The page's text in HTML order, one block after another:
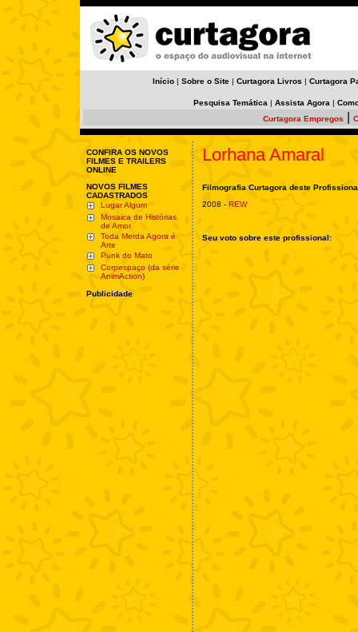
Início | Sobre o Site | Curtagora Livros | Curtagora
Pesquisa Temática | Assista Agora |
Curtagora Empregos
CONFIRA OS NOVOS
FILMES E TRAILERS
ONLINE
NOVOS FILMES
CADASTRADOS
Lugar Algum
Mosaica de Histórias
de Amor
Toda Merda Agora é
Arte
Punk do Mato
Corpespaço (da série
AnimAction)
Publicidade
Lorhana Amaral
Filmografia Curtagora deste
2008 - REW
Seu voto sobre este profissional: